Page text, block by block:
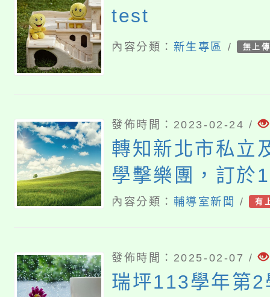
test
內容分類： 新生專區 / 無上
發佈時間：2023-02-24 /
轉知新北市私立
學擊樂團，訂於
日(星期四)於國
動海報及邀請函
內容分類： 輔導室新聞 / 有
發佈時間：2025-02-07 /
瑞坪113學年第